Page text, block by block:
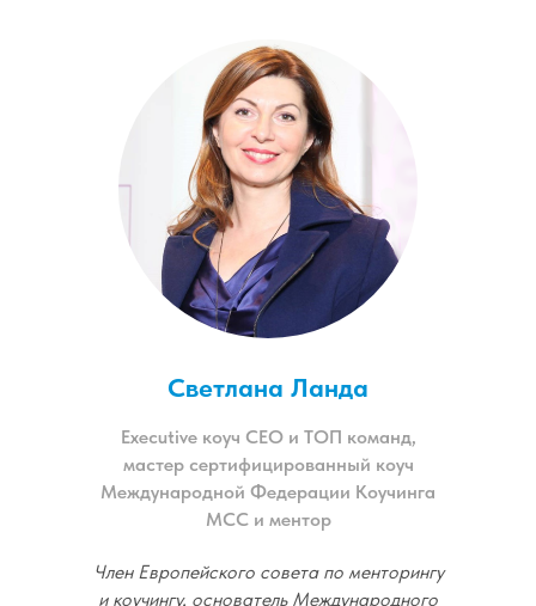
Светлана Ланда
Еxecutive коуч СЕО и ТОП команд,
мастер сертифицированный коуч
Международной Федерации Коучинга
MCC и ментор
Член Европейского совета по менторингу
и коучингу, основатель Международного